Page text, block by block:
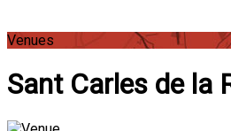
Venues
Sant Carles de la